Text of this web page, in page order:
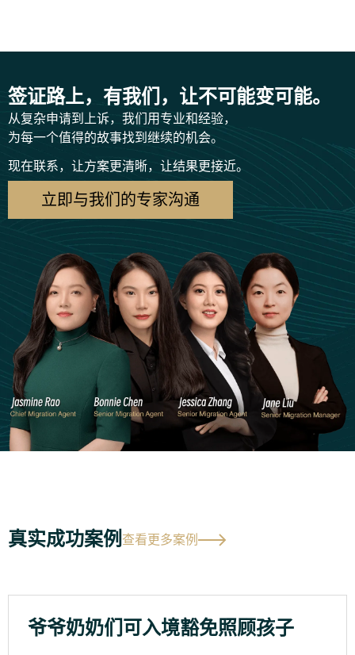
签证路上，有我们，让不可能变可能。
从复杂申请到上诉，我们用专业和经验，
为每一个值得的故事找到继续的机会。
现在联系，让方案更清晰，让结果更接近。
立即与我们的专家沟通
真实成功案例查看更多案例
爷爷奶奶们可入境豁免照顾孩子